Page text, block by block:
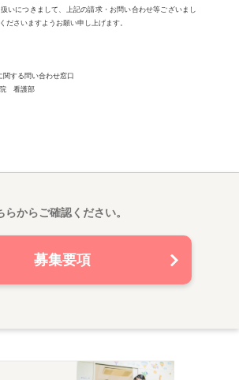
いにつきまして、上記の請求・お問い合わせ等ございまし
ださいますようお願い申し上げます。
関する問い合わせ窓口
院 看護部
からご確認ください。
募集要項